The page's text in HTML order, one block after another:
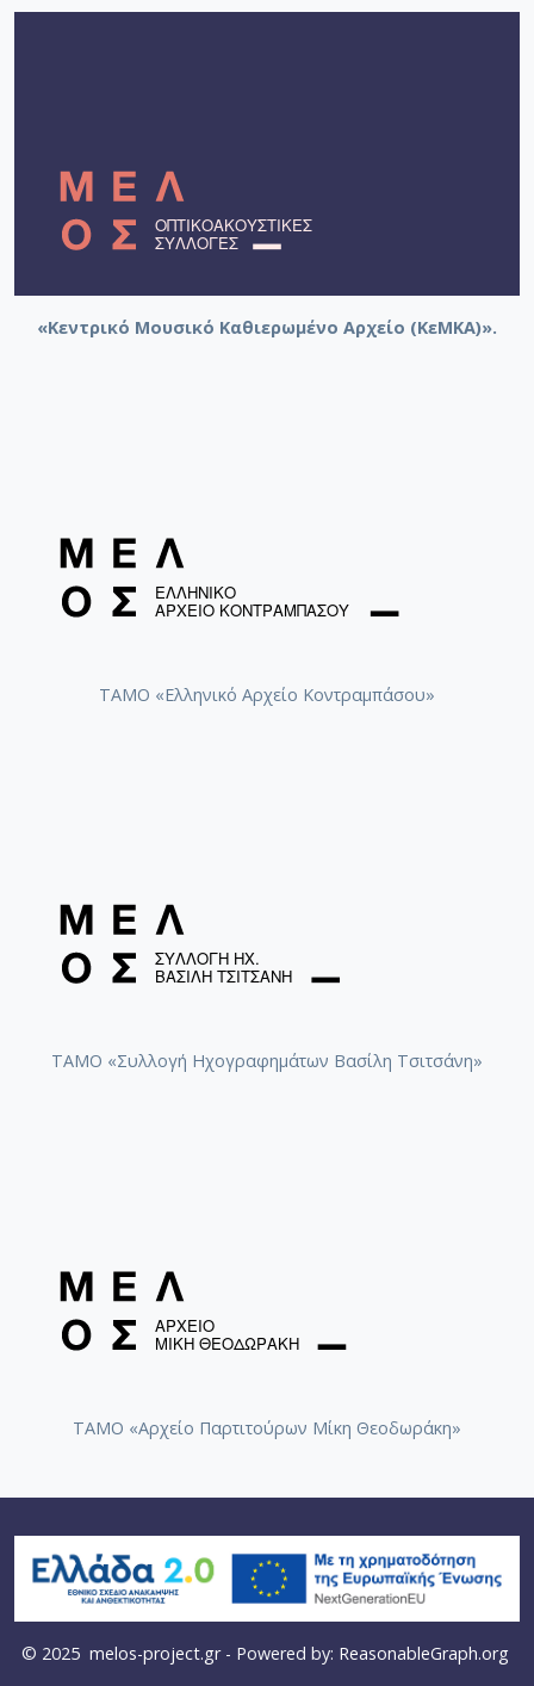
«Κεντρικό Μουσικό Καθιερωμένο Αρχείο (ΚεΜΚΑ)».
ΤΑΜΟ «Ελληνικό Αρχείο Κοντραμπάσου»
ΤΑΜΟ «Συλλογή Ηχογραφημάτων Βασίλη Τσιτσάνη»
ΤΑΜΟ «Αρχείο Παρτιτούρων Μίκη Θεοδωράκη»
© 2025 melos-project.gr- Powered by: ReasonableGraph.org